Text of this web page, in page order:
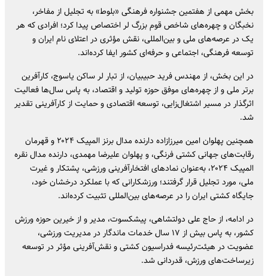
بخش مهمی از هفتمین جشنواره فرهنگی «بلوط» به تجلیل از مفاخر،
نخبگان و چهره‌های شاخص قوم بزرگ لر اختصاص پیدا کرد؛ افرادی که هر
یک در عرصه‌های ملی و بین‌المللی، نقش مؤثری در اعتلای نام ایران و
توسعه فرهنگی، اجتماعی و حرفه‌ای کشور ایفا کرده‌اند.
در این بخش، از مهندس فرید حبیبیان، از تبار لر ساکن یاسوج، کارآفرین
برتر ملی و از چهره‌های موفق حوزه تولید و اقتصاد، به پاس سال‌ها فعالیت
اثرگذار در مسیر اشتغال‌زایی، توسعه اقتصادی و حمایت از کارآفرینی تقدیر
شد.
همچنین پهلوان امین میرزازاده دارنده مدال برنز المپیک ۲۰۲۴ و قهرمان
رقابت‌های جهانی کشتی فرنگی، و پهلوان علیرضا مهمدی، دارنده مدال نقره
المپیک ۲۰۲۴، به‌عنوان نمادهای افتخارآفرینی ورزشی، پشتکار و غیرت
ملی، مورد تجلیل قرار گرفتند؛ ورزشکارانی که با عملکرد درخشان خود،
جایگاه کشتی ایران را در عرصه‌های بین‌المللی تثبیت کرده‌اند.
در ادامه، از حاج علی دولتشاهی، پیشکسوت، مدیر و از خیرین حوزه ورزش
کشور، به پاس بیش از ۱۷ سال خدمات ماندگار در مدیریت ورزشی،
عضویت در هیئت‌رئیسه فدراسیون کشتی و نقش‌آفرینی مؤثر در توسعه
زیرساخت‌های ورزش، قدردانی شد.